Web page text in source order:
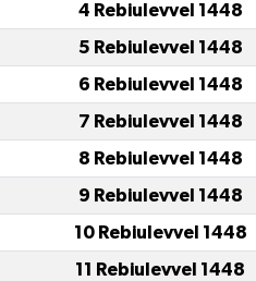
4 Rebiulevvel 1448
5 Rebiulevvel 1448
6 Rebiulevvel 1448
7 Rebiulevvel 1448
8 Rebiulevvel 1448
9 Rebiulevvel 1448
10 Rebiulevvel 1448
11 Rebiulevvel 1448